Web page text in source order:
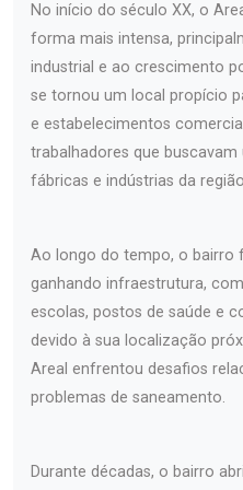
No início do século XX, o
forma mais intensa,
industrial e ao crescimento
se tornou um local propício
e estabelecimentos
trabalhadores que
fábricas e indústrias da
Ao longo do tempo, o bairro
ganhando infraestrutura,
escolas, postos de saúde e
devido à sua localização
Areal enfrentou desafios
problemas de saneamento.
Durante décadas, o bairro